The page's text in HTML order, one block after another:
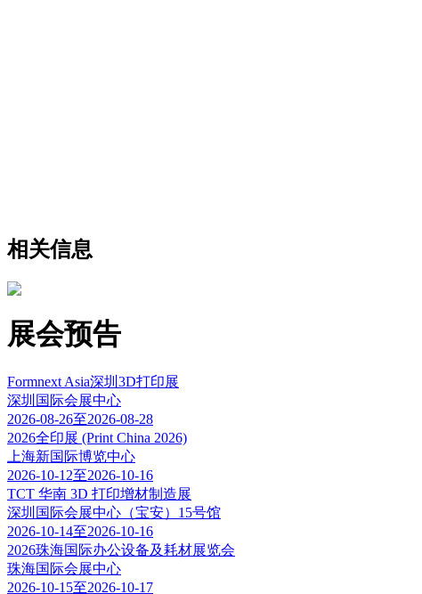
相关信息
展会预告
Formnext Asia深圳3D打印展
深圳国际会展中心
2026-08-26至2026-08-28
2026全印展 (Print China 2026)
上海新国际博览中心
2026-10-12至2026-10-16
TCT 华南 3D 打印增材制造展
深圳国际会展中心（宝安）15号馆
2026-10-14至2026-10-16
2026珠海国际办公设备及耗材展览会
珠海国际会展中心
2026-10-15至2026-10-17